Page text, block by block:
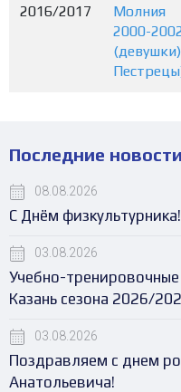
2016/2017
Молния
2000-
(девушки)
Последние новости
08.08.2026
С Днём физкультурника!
03.08.2026
Учебно-
Казань сезона 2026/
03.08.2026
Поздравляем с днем
Анатольевича!